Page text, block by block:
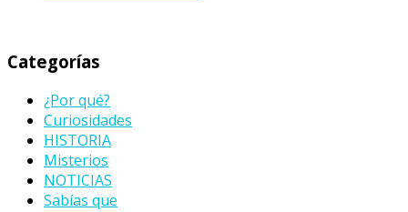
Categorías
¿Por qué?
Curiosidades
HISTORIA
Misterios
NOTICIAS
Sabías que